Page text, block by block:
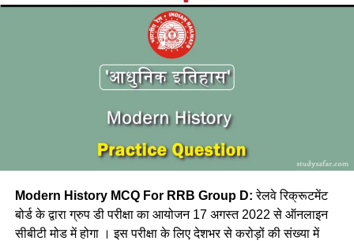
Modern History MCQ For RRB Group D: रेलवे रिक्रूटमेंट
बोर्ड के द्वारा ग्रुप डी परीक्षा का आयोजन 17 अगस्त 2022 से ऑनलाइन
सीबीटी मोड में होगा । इस परीक्षा के लिए देशभर से करोड़ों की संख्या में